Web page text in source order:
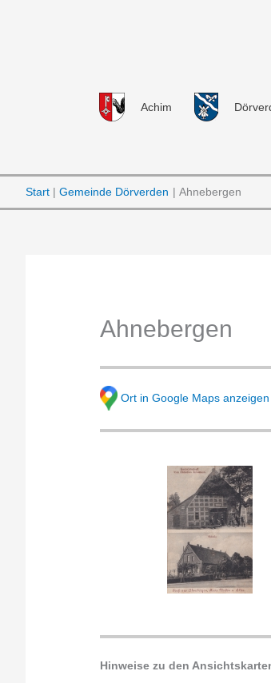
Achim
Start Gemeinde Dörverden Ahnebergen
Ahnebergen
Ort in Google Maps anzeigen
Hinweise zu den